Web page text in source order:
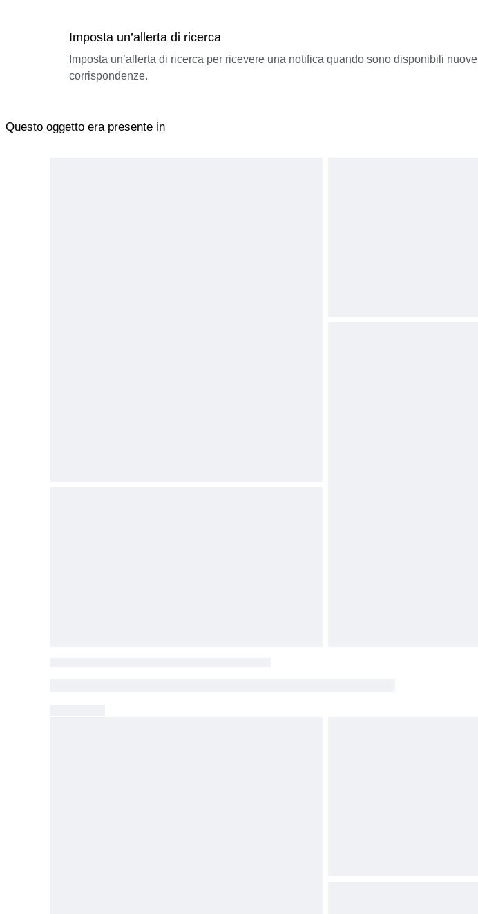
Imposta un’allerta di ricerca
Imposta un’allerta di ricerca per ricevere una notifica quando sono disponibili nuove
corrispondenze.
Questo oggetto era presente in